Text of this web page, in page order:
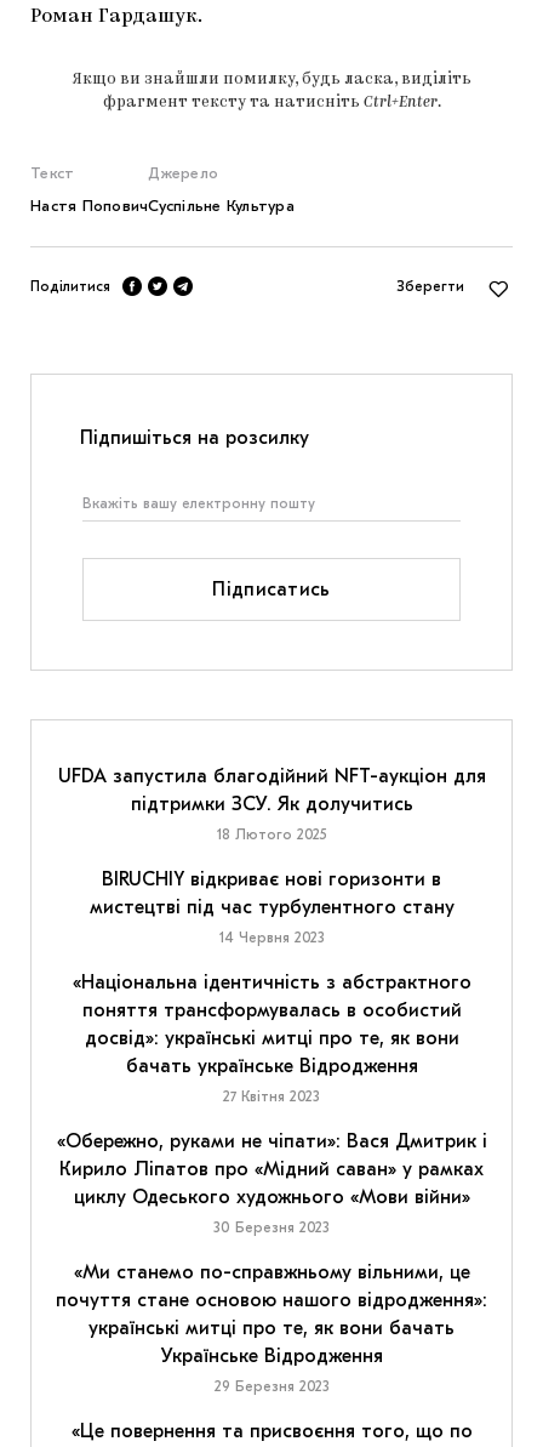
Роман Гардашук.
Якщо ви знайшли помилку, будь ласка, виділіть
фрагмент тексту та натисніть Ctrl+Enter.
Текст
Настя Попович
Джерело
Суспільне Культура
Поділитися Зберегти
Підпишіться на розсилку
Підписатись
UFDA запустила благодійний NFT-аукціон для
підтримки ЗСУ. Як долучитись
18 Лютого 2025
BIRUCHIY відкриває нові горизонти в
мистецтві під час турбулентного стану
14 Червня 2023
«Національна ідентичність з абстрактного
поняття трансформувалась в особистий
досвід»: українські митці про те, як вони
бачать українське Відродження
27 Квітня 2023
«Обережно, руками не чіпати»: Вася Дмитрик і
Кирило Ліпатов про «Мідний саван» у рамках
циклу Одеського художнього «Мови війни»
30 Березня 2023
«Ми станемо по-справжньому вільними, це
почуття стане основою нашого відродження»:
українські митці про те, як вони бачать
Українське Відродження
29 Березня 2023
«Це повернення та присвоєння того, що по